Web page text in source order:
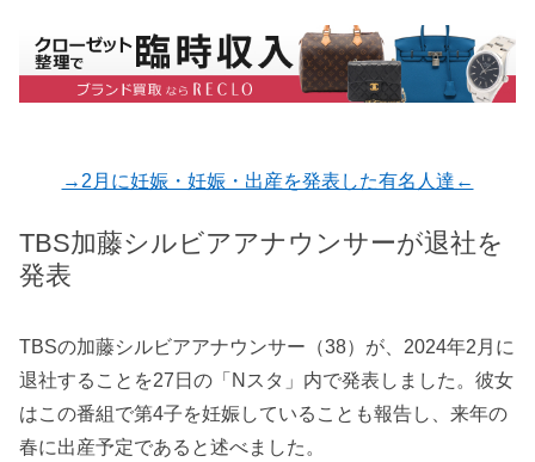
→2月に妊娠・妊娠・出産を発表した有名人達←
TBS加藤シルビアアナウンサーが退社を
発表
TBSの加藤シルビアアナウンサー（38）が、2024年2月に
退社することを27日の「Nスタ」内で発表しました。彼女
はこの番組で第4子を妊娠していることも報告し、来年の
春に出産予定であると述べました。